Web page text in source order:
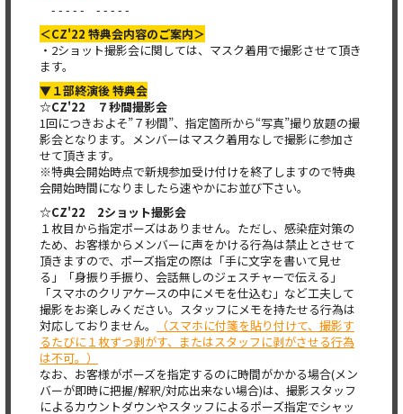
- - - - - - - - - -
＜CZ'22 特典会内容のご案内＞
・2ショット撮影会に関しては、マスク着用で撮影させて頂き
ます。
▼１部終演後 特典会
☆CZ'22 ７秒間撮影会
1回につきおよそ”７秒間”、指定箇所から“写真”撮り放題の撮
影会となります。メンバーはマスク着用なしで撮影に参加さ
せて頂きます。
※特典会開始時点で新規参加受け付けを終了しますので特典
会開始時間になりましたら速やかにお並び下さい。
☆CZ'22 2ショット撮影会
１枚目から指定ポーズはありません。ただし、感染症対策の
ため、お客様からメンバーに声をかける行為は禁止とさせて
頂きますので、ポーズ指定の際は「手に文字を書いて見せ
る」「身振り手振り、会話無しのジェスチャーで伝える」
「スマホのクリアケースの中にメモを仕込む」など工夫して
撮影をお楽しみください。スタッフにメモを持たせる行為は
対応しておりません。
（スマホに付箋を貼り付けて、撮影す
るたびに１枚ずつ剥がす、またはスタッフに剥がさせる行為
は不可。）
なお、お客様がポーズを指定するのに時間がかかる場合(メン
バーが即時に把握/解釈/対応出来ない場合)は、撮影スタッフ
によるカウントダウンやスタッフによるポーズ指定でシャッ